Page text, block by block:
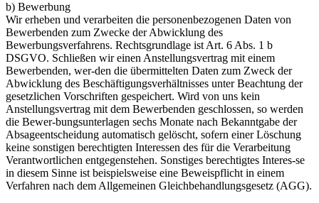
b) Bewerbung
Wir erheben und verarbeiten die personenbezogenen Daten von
Bewerbenden zum Zwecke der Abwicklung des
Bewerbungsverfahrens. Rechtsgrundlage ist Art. 6 Abs. 1 b
DSGVO. Schließen wir einen Anstellungsvertrag mit einem
Bewerbenden, wer-den die übermittelten Daten zum Zweck der
Abwicklung des Beschäftigungsverhältnisses unter Beachtung der
gesetzlichen Vorschriften gespeichert. Wird von uns kein
Anstellungsvertrag mit dem Bewerbenden geschlossen, so werden
die Bewer-bungsunterlagen sechs Monate nach Bekanntgabe der
Absageentscheidung automatisch gelöscht, sofern einer Löschung
keine sonstigen berechtigten Interessen des für die Verarbeitung
Verantwortlichen entgegenstehen. Sonstiges berechtigtes Interes-se
in diesem Sinne ist beispielsweise eine Beweispflicht in einem
Verfahren nach dem Allgemeinen Gleichbehandlungsgesetz (AGG).